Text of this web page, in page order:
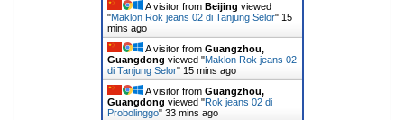
A visitor from Beijing viewed
"Maklon Rok jeans 02 di Tanjung Selor" 15
mins ago
A visitor from Guangzhou,
Guangdong viewed "Maklon Rok jeans 02
di Tanjung Selor" 15 mins ago
A visitor from Guangzhou,
Guangdong viewed "Rok jeans 02 di
Probolinggo" 33 mins ago